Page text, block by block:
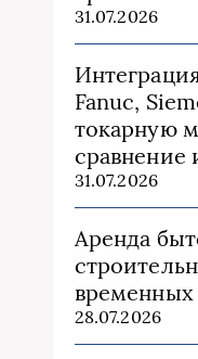
31.07.2026
Fanuc,
токарную
сравнение
31.07.2026
Аренда
временных
28.07.2026